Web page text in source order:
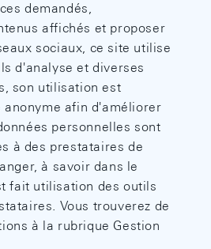
demandés,
affichés et proposer
sociaux, ce site utilise
d'analyse et diverses
son utilisation est
anonyme afin d'améliorer
personnelles sont
à des prestataires de
à savoir dans le
fait utilisation des outils
Vous trouverez de
à la rubrique Gestion